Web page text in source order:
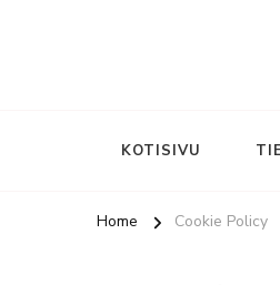
KOTISIVU
Home Cookie Policy